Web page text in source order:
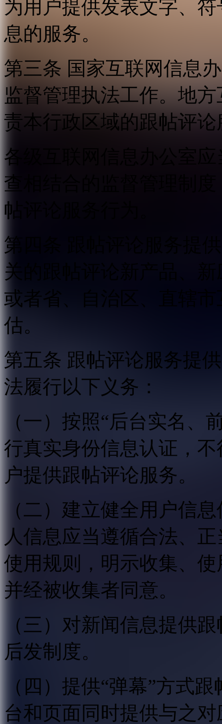
为用户提供发表文字、
息的服务。
第三条 国家互联网信息
监督管理执法工作。地
责本行政区域的跟帖评
各级互联网信息办公室
查相结合的监督管理制
帖评论服务行为。
第四条 跟帖评论服务提
关的跟帖评论新产品、
或者省、自治区、直辖
估。
第五条 跟帖评论服务提
法履行以下义务：
（一）按照“后台实名、
行真实身份信息认证，
户提供跟帖评论服务。
（二）建立健全用户信
人信息应当遵循合法、
使用规则，明示收集、
并经被收集者同意。
（三）对新闻信息提供
后发制度。
（四）提供“弹幕”方式
台和页面同时提供与之